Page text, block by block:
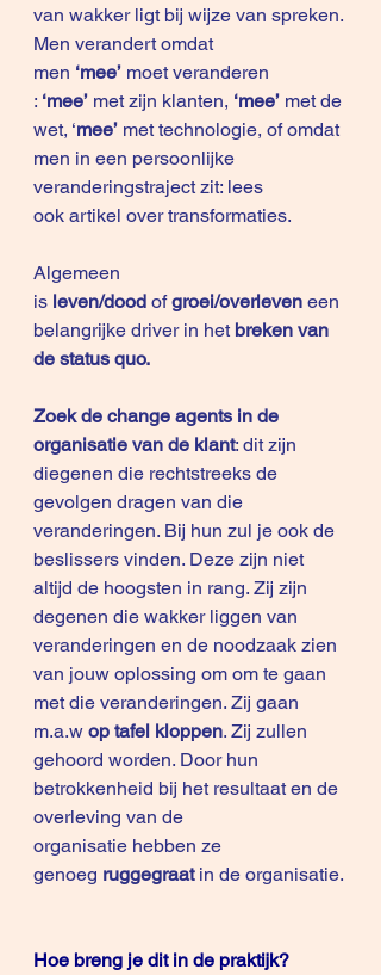
van wakker ligt bij wijze van spreken.
Men verandert omdat
men ‘mee’ moet veranderen
: ‘mee’ met zijn klanten, ‘mee’ met de
wet, ‘mee’ met technologie, of omdat
men in een persoonlijke
veranderingstraject zit: lees
ook artikel over transformaties.
Algemeen
is leven/dood of groei/overleven een
belangrijke driver in het breken van
de status quo.
Zoek de change agents in de
organisatie van de klant: dit zijn
diegenen die rechtstreeks de
gevolgen dragen van die
veranderingen. Bij hun zul je ook de
beslissers vinden. Deze zijn niet
altijd de hoogsten in rang. Zij zijn
degenen die wakker liggen van
veranderingen en de noodzaak zien
van jouw oplossing om om te gaan
met die veranderingen. Zij gaan
m.a.w op tafel kloppen. Zij zullen
gehoord worden. Door hun
betrokkenheid bij het resultaat en de
overleving van de
organisatie hebben ze
genoeg ruggegraat in de organisatie.
Hoe breng je dit in de praktijk?